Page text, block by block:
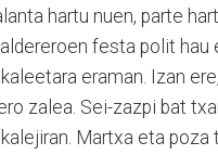
hartu nuen, parte
festa polit hau
eraman. Izan
zalea. Sei-zazpi bat
Martxa eta